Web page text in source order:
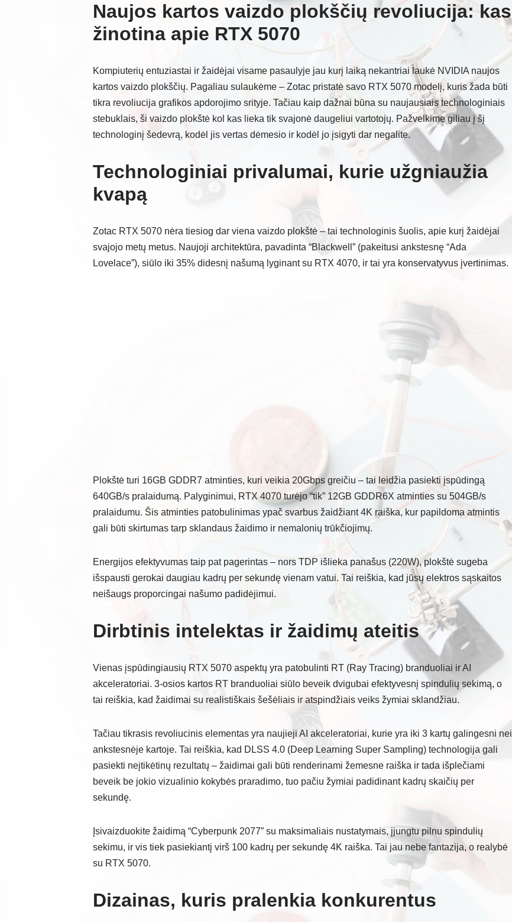
Naujos kartos vaizdo plokščių revoliucija: kas
žinotina apie RTX 5070
Kompiuterių entuziastai ir žaidėjai visame pasaulyje jau kurį laiką nekantriai laukė NVIDIA naujos
kartos vaizdo plokščių. Pagaliau sulaukėme – Zotac pristatė savo RTX 5070 modelį, kuris žada būti
tikra revoliucija grafikos apdorojimo srityje. Tačiau kaip dažnai būna su naujausiais technologiniais
stebuklais, ši vaizdo plokštė kol kas lieka tik svajonė daugeliui vartotojų. Pažvelkime giliau į šį
technologinį šedevrą, kodėl jis vertas dėmesio ir kodėl jo įsigyti dar negalite.
Technologiniai privalumai, kurie užgniaužia
kvapą
Zotac RTX 5070 nėra tiesiog dar viena vaizdo plokštė – tai technologinis šuolis, apie kurį žaidėjai
svajojo metų metus. Naujoji architektūra, pavadinta “Blackwell” (pakeitusi ankstesnę “Ada
Lovelace”), siūlo iki 35% didesnį našumą lyginant su RTX 4070, ir tai yra konservatyvus įvertinimas.
Plokštė turi 16GB GDDR7 atminties, kuri veikia 20Gbps greičiu – tai leidžia pasiekti įspūdingą
640GB/s pralaidumą. Palyginimui, RTX 4070 turėjo “tik” 12GB GDDR6X atminties su 504GB/s
pralaidumu. Šis atminties patobulinimas ypač svarbus žaidžiant 4K raiška, kur papildoma atmintis
gali būti skirtumas tarp sklandaus žaidimo ir nemalonių trūkčiojimų.
Energijos efektyvumas taip pat pagerintas – nors TDP išlieka panašus (220W), plokštė sugeba
išspausti gerokai daugiau kadrų per sekundę vienam vatui. Tai reiškia, kad jūsų elektros sąskaitos
neišaugs proporcingai našumo padidėjimui.
Dirbtinis intelektas ir žaidimų ateitis
Vienas įspūdingiausių RTX 5070 aspektų yra patobulinti RT (Ray Tracing) branduoliai ir AI
akceleratoriai. 3-osios kartos RT branduoliai siūlo beveik dvigubai efektyvesnį spindulių sekimą, o
tai reiškia, kad žaidimai su realistiškais šešėliais ir atspindžiais veiks žymiai sklandžiau.
Tačiau tikrasis revoliucinis elementas yra naujieji AI akceleratoriai, kurie yra iki 3 kartų galingesni nei
ankstesnėje kartoje. Tai reiškia, kad DLSS 4.0 (Deep Learning Super Sampling) technologija gali
pasiekti neįtikėtinų rezultatų – žaidimai gali būti renderinami žemesne raiška ir tada išplečiami
beveik be jokio vizualinio kokybės praradimo, tuo pačiu žymiai padidinant kadrų skaičių per
sekundę.
Įsivaizduokite žaidimą “Cyberpunk 2077” su maksimaliais nustatymais, įjungtu pilnu spindulių
sekimu, ir vis tiek pasiekiantį virš 100 kadrų per sekundę 4K raiška. Tai jau nebe fantazija, o realybė
su RTX 5070.
Dizainas, kuris pralenkia konkurentus